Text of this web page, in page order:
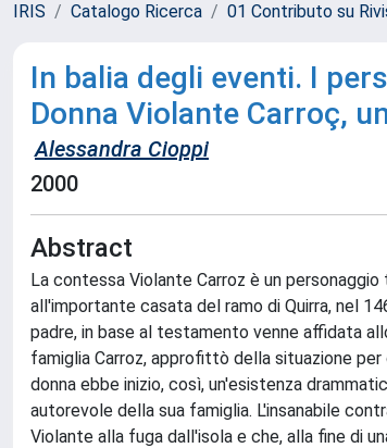
IRIS Catalogo Ricerca 01 Contributo su
In balia degli eventi. I
Donna Violante Carroç,
Alessandra Cioppi
2000
Abstract
La contessa Violante Carroz è un
all'importante casata del ramo di Quirra, nel
padre, in base al testamento venne affidata
famiglia Carroz, approfittò della situazione
donna ebbe inizio, così, un'esistenza
autorevole della sua famiglia. L'insanabile
Violante alla fuga dall'isola e che, alla fine di